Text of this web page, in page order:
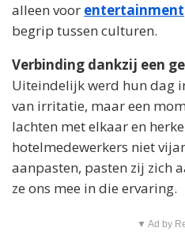
alleen voor entertainment
begrip tussen culturen.
Verbinding dankzij een
Uiteindelijk werd hun dag
van irritatie, maar een
lachten met elkaar en
hotelmedewerkers niet
aanpasten, pasten zij zich
ze ons mee in die ervaring.
▼ Ad by